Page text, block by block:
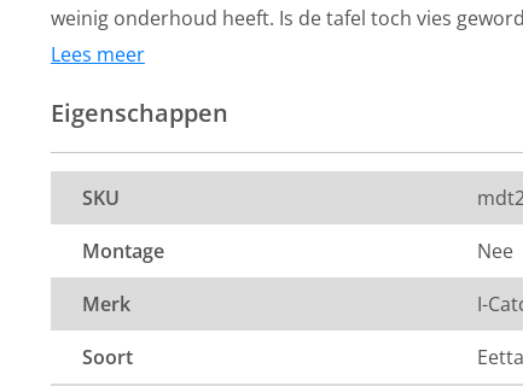
weinig onderhoud heeft. Is de tafel toch vies
met een vochtige doek af.
Mango hout is tegenwoordig een populaire
mango hout een natuur product is, is elk
Voordelen van Mango hout:
Lees meer
Eigenschappen
SKU
Montage
Nee
Merk
I-
Soort
I-Catchers
Boomstamtafelblad
260 x 100 cm -
Op voorraad
I-Catchers
massief
240 x 100
Bladdikte 4,0
769,-
Per stuk
Op voorraad